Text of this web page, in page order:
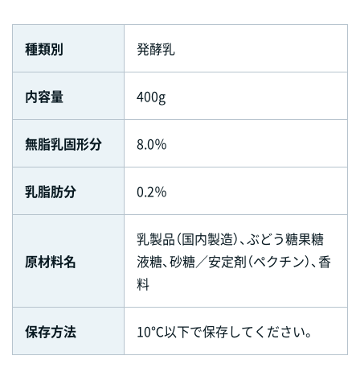
種類別 発酵乳
内容量 400g
無脂乳固形分 8.0％
乳脂肪分 0.2％
原材料名
乳製品（国内製造）、ぶどう糖果糖
液糖、砂糖／安定剤（ペクチン）、香
料
保存方法 10℃以下で保存してください。